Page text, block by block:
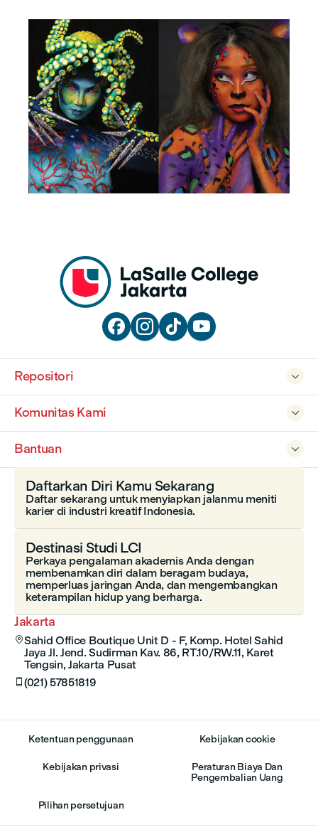
   

Repositori

Komunitas Kami

Bantuan
Jakarta
Sahid Office Boutique Unit D - F, Komp. Hotel Sahid
Jaya Jl. Jend. Sudirman Kav. 86, RT.10/RW.11, Karet
Tengsin, Jakarta Pusat
 (021) 57851819
Daftarkan Diri Kamu Sekarang
Daftar sekarang untuk menyiapkan jalanmu meniti
karier di industri kreatif Indonesia.
Destinasi Studi LCI
Perkaya pengalaman akademis Anda dengan
membenamkan diri dalam beragam budaya,
memperluas jaringan Anda, dan mengembangkan
keterampilan hidup yang berharga.
Ketentuan penggunaan Kebijakan cookie
Kebijakan privasi
Peraturan Biaya Dan
Pengembalian Uang
Pilihan persetujuan